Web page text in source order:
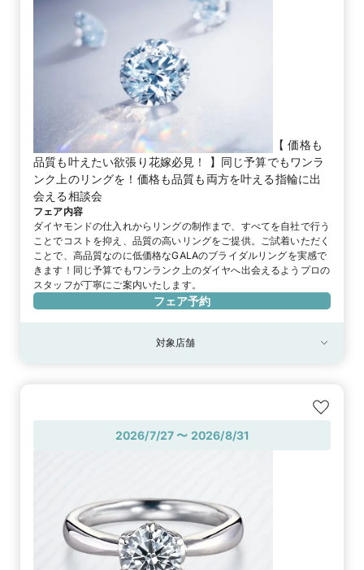
【 価格も
品質も叶えたい欲張り花嫁必見！ 】同じ予算でもワンラ
ンク上のリングを！価格も品質も両方を叶える指輪に出
会える相談会
フェア内容
ダイヤモンドの仕入れからリングの制作まで、すべてを自社で行う
ことでコストを抑え、品質の高いリングをご提供。ご試着いただく
ことで、高品質なのに低価格なGALAのブライダルリングを実感で
きます！同じ予算でもワンランク上のダイヤへ出会えるようプロの
スタッフが丁寧にご案内いたします。
フェア予約
対象店舗
2026/7/27 〜 2026/8/31